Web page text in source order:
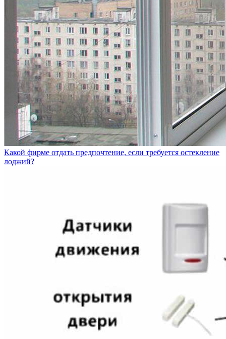
Какой фирме отдать предпочтение, если требуется остекление
лоджий?